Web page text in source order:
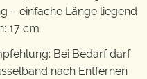
– einfache Länge liegend
17 cm
Bei Bedarf darf
nach Entfernen